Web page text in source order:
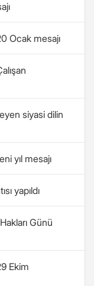
Ocak mesajı
siyasi dilin
yıl mesajı
yapıldı
Günü
Ekim